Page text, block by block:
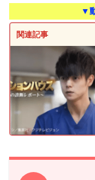
▼
関連記事